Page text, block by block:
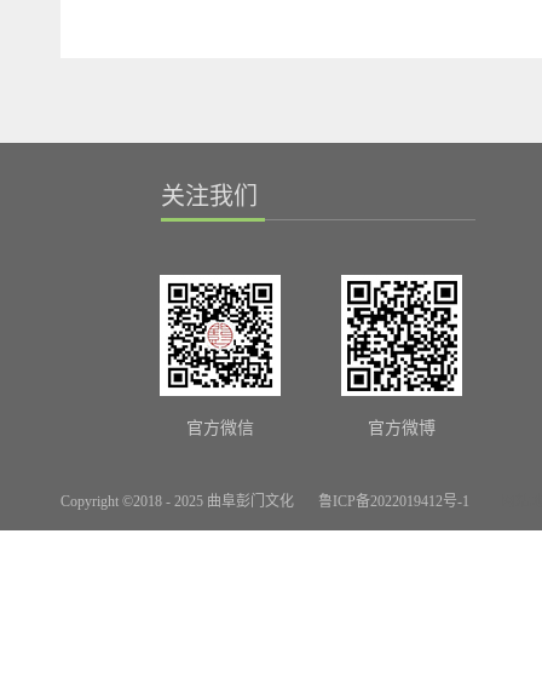
Copyright ©2018 - 2025 曲阜彭门文化 鲁ICP备2022019412号-1
关注我们
官方微信 官方微博